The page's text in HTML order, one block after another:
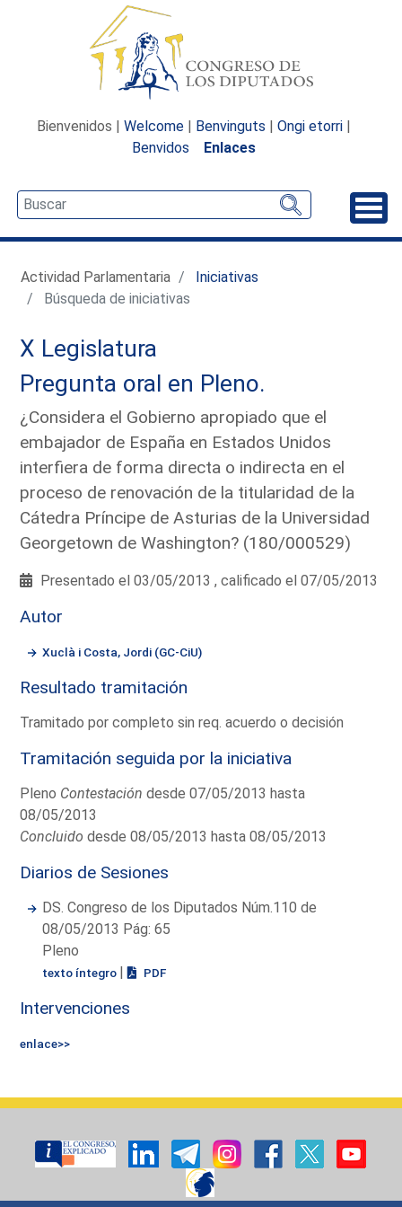
Bienvenidos | Welcome | Benvinguts | Ongi etorri |
Benvidos
Enlaces
Actividad Parlamentaria
Iniciativas
Búsqueda de iniciativas
X Legislatura
Pregunta oral en Pleno.
¿Considera el Gobierno apropiado que el
embajador de España en Estados Unidos
interfiera de forma directa o indirecta en el
proceso de renovación de la titularidad de la
Cátedra Príncipe de Asturias de la Universidad
Georgetown de Washington? (180/000529)
Presentado el 03/05/2013 , calificado el 07/05/2013
Autor
Xuclà i Costa, Jordi (GC-CiU)
Resultado tramitación
Tramitado por completo sin req. acuerdo o decisión
Tramitación seguida por la iniciativa
Pleno Contestación desde 07/05/2013 hasta
08/05/2013
Concluido desde 08/05/2013 hasta 08/05/2013
Diarios de Sesiones
DS. Congreso de los Diputados Núm.110 de
08/05/2013 Pág: 65
Pleno
texto íntegro | PDF
Intervenciones
enlace>>